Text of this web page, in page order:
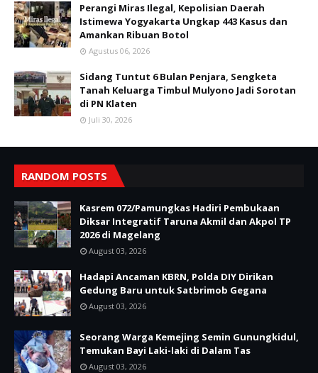
Perangi Miras Ilegal, Kepolisian Daerah
Istimewa Yogyakarta Ungkap 443 Kasus dan
Amankan Ribuan Botol
Agustus 06, 2026
Sidang Tuntut 6 Bulan Penjara, Sengketa
Tanah Keluarga Timbul Mulyono Jadi Sorotan
di PN Klaten
Juli 30, 2026
RANDOM POSTS
Kasrem 072/Pamungkas Hadiri Pembukaan
Diksar Integratif Taruna Akmil dan Akpol TP
2026 di Magelang
August 03, 2026
Hadapi Ancaman KBRN, Polda DIY Dirikan
Gedung Baru untuk Satbrimob Gegana
August 03, 2026
Seorang Warga Kemejing Semin Gunungkidul,
Temukan Bayi Laki-laki di Dalam Tas
August 03, 2026